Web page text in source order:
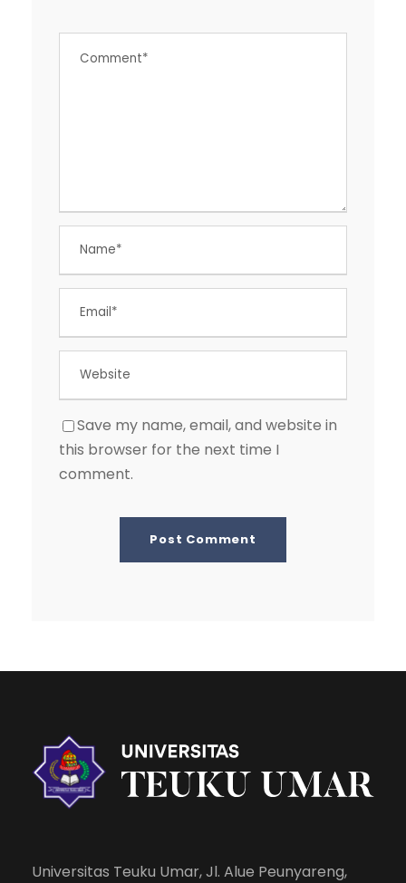
Save my name, email, and website in
this browser for the next time I
comment.
Universitas Teuku Umar, Jl. Alue Peunyareng,